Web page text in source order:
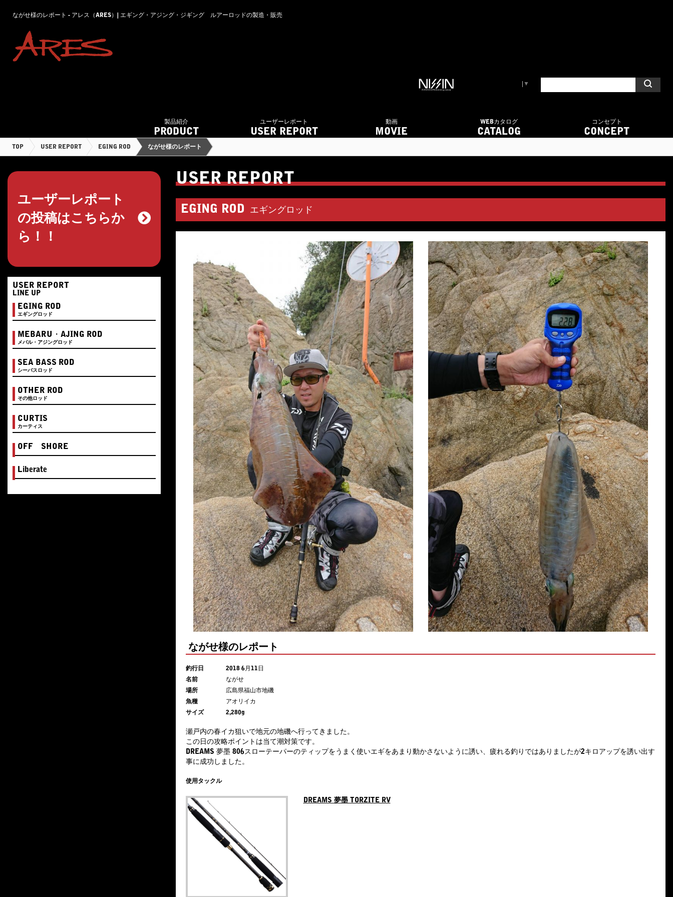
ながせ様のレポート - アレス（ARES）| エギング・アジング・ジギング ルアーロッドの製造・販売
▼
製品紹介
PRODUCT
ユーザーレポート
USER REPORT
動画
MOVIE
WEBカタログ
CATALOG
コンセプト
CONCEPT
TOP USER REPORT EGING ROD ながせ様のレポート
ユーザーレポート
の投稿はこちらか
ら！！
USER REPORT
LINE UP
EGING ROD
エギングロッド
MEBARU・AJING ROD
メバル・アジングロッド
SEA BASS ROD
シーバスロッド
OTHER ROD
その他ロッド
CURTIS
カーティス
OFF SHORE
Liberate
USER REPORT
EGING ROD エギングロッド
ながせ様のレポート
釣行日
2018 6月11日
名前
ながせ
場所
広島県福山市地磯
魚種
アオリイカ
サイズ
2,280g
瀬戸内の春イカ狙いで地元の地磯へ行ってきました。
この日の攻略ポイントは当て潮対策です。
DREAMS 夢墨 806スローテーパーのティップをうまく使いエギをあまり動かさないように誘い、疲れる釣りではありましたが2キロアップを誘い出す
事に成功しました。
使用タックル
DREAMS 夢墨 TORZITE RV